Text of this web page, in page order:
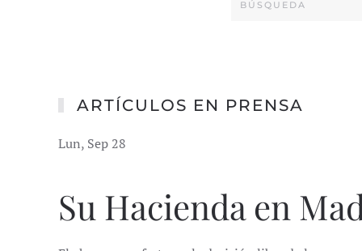
ARTÍCULOS EN PRENSA
Lun, Sep 28
Su Hacienda en